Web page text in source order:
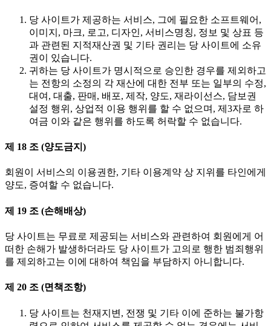
당 사이트가 제공하는 서비스, 그에 필요한 소프트웨어,
이미지, 마크, 로고, 디자인, 서비스명칭, 정보 및 상표 등
과 관련된 지적재산권 및 기타 권리는 당 사이트에 소유
권이 있습니다.
귀하는 당 사이트가 명시적으로 승인한 경우를 제외하고
는 전항의 소정의 각 재산에 대한 전부 또는 일부의 수정,
대여, 대출, 판매, 배포, 제작, 양도, 재라이선스, 담보권
설정 행위, 상업적 이용 행위를 할 수 없으며, 제3자로 하
여금 이와 같은 행위를 하도록 허락할 수 없습니다.
제 18 조 (양도금지)
회원이 서비스의 이용권한, 기타 이용계약 상 지위를 타인에게
양도, 증여할 수 없습니다.
제 19 조 (손해배상)
당 사이트는 무료로 제공되는 서비스와 관련하여 회원에게 어
떠한 손해가 발생하더라도 당 사이트가 고의로 행한 범죄행위
를 제외하고는 이에 대하여 책임을 부담하지 아니합니다.
제 20 조 (면책조항)
당 사이트는 천재지변, 전쟁 및 기타 이에 준하는 불가항